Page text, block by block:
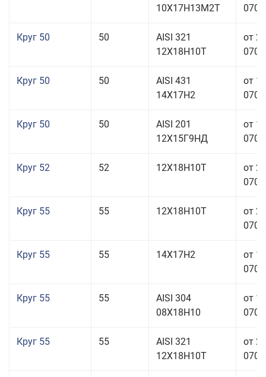
10Х17Н13М2Т
Круг 50 50
AISI 321
12Х18Н10Т
от
Круг 50 50
AISI 431
14Х17Н2
от
Круг 50 50
AISI 201
12Х15Г9НД
от
Круг 52 52 12Х18Н10Т
от
Круг 55 55 12Х18Н10Т
от
Круг 55 55 14Х17Н2
от
Круг 55 55
AISI 304
08Х18Н10
от
Круг 55 55
AISI 321
12Х18Н10Т
от